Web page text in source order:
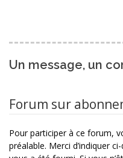
Un message, un
Forum sur
Pour participer à ce forum,
préalable. Merci d’indiquer